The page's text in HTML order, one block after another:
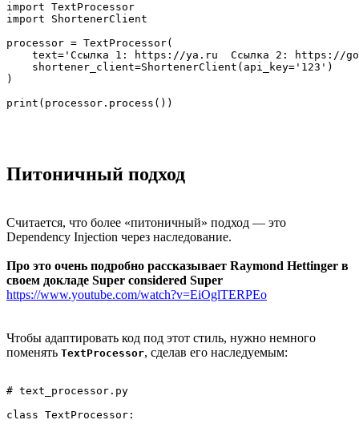
import TextProcessor
import ShortenerClient
processor = TextProcessor(
text='Ссылка 1: https://ya.ru  Ссылка 2: https://
    shortener_client=ShortenerClient(api_key='123')
)
Питоничный подход
Считается, что более «питоничный» подход — это
Dependency Injection через наследование.
Про это очень подробно рассказывает Raymond Hettinger в
своем докладе Super considered Super
https://www.youtube.com/watch?v=EiOglTERPEo
Чтобы адаптировать код под этот стиль, нужно немного
поменять TextProcessor, сделав его наследуемым:
# text_processor.py
class TextProcessor: